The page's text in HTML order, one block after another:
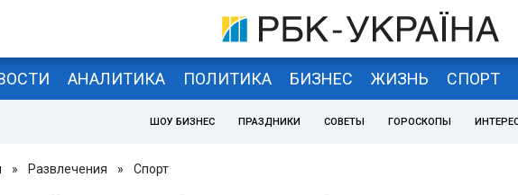
АНАЛИТИКА ПОЛИТИКА БИЗНЕС ЖИЗНЬ СПОРТ
ШОУ БИЗНЕС ПРАЗДНИКИ СОВЕТЫ ГОРОСКОПЫ
» Развлечения » Спорт